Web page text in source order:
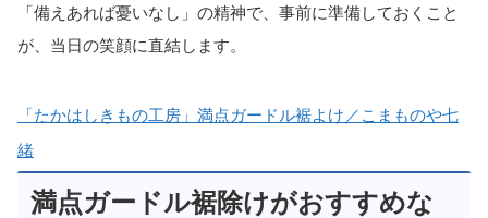
「備えあれば憂いなし」の精神で、事前に準備しておくこと
が、当日の笑顔に直結します。
「たかはしきもの工房」満点ガードル裾よけ／こまものや七
緒
満点ガードル裾除けがおすすめな